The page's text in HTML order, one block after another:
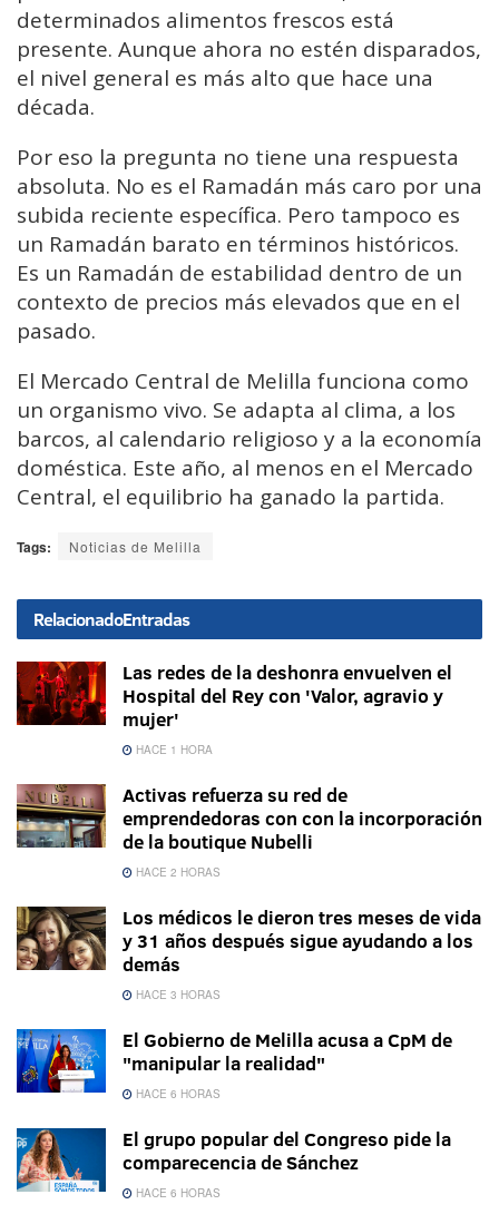
determinados alimentos frescos está
presente. Aunque ahora no estén disparados,
el nivel general es más alto que hace una
década.
Por eso la pregunta no tiene una respuesta
absoluta. No es el Ramadán más caro por una
subida reciente específica. Pero tampoco es
un Ramadán barato en términos históricos.
Es un Ramadán de estabilidad dentro de un
contexto de precios más elevados que en el
pasado.
El Mercado Central de Melilla funciona como
un organismo vivo. Se adapta al clima, a los
barcos, al calendario religioso y a la economía
doméstica. Este año, al menos en el Mercado
Central, el equilibrio ha ganado la partida.
Tags: Noticias de Melilla
RelacionadoEntradas
Las redes de la deshonra envuelven el
Hospital del Rey con 'Valor, agravio y
mujer'
HACE 1 HORA
Activas refuerza su red de
emprendedoras con con la incorporación
de la boutique Nubelli
HACE 2 HORAS
Los médicos le dieron tres meses de vida
y 31 años después sigue ayudando a los
demás
HACE 3 HORAS
El Gobierno de Melilla acusa a CpM de
"manipular la realidad"
HACE 6 HORAS
El grupo popular del Congreso pide la
comparecencia de Sánchez
HACE 6 HORAS